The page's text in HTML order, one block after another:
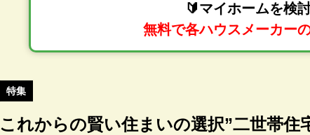
🔰マイホームを検
無料で各ハウスメーカー
特集
これからの賢い住まいの選択”二世帯住